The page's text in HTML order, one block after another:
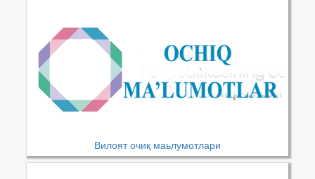
Вилоят очиқ маьлумотлари